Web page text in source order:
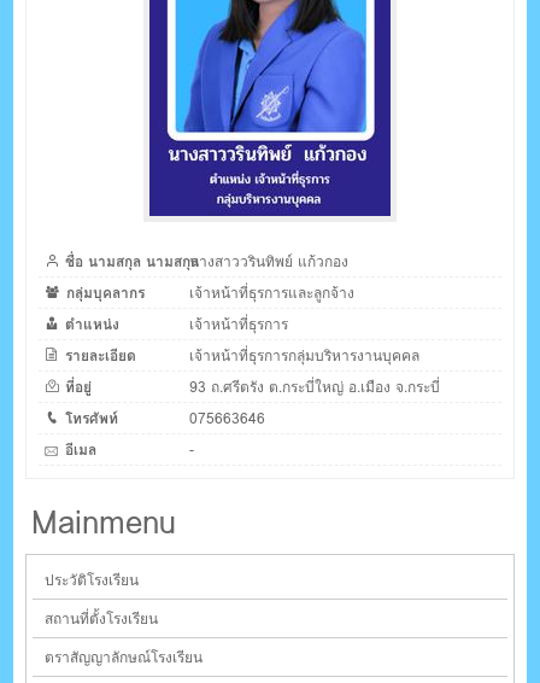
ชื่อ นามสกุล นามสกุลนางสาววรินทิพย์ แก้วกอง
กลุ่มบุคลากร
เจ้าหน้าที่ธุรการและลูกจ้าง
ตำแหน่ง
เจ้าหน้าที่ธุรการ
รายละเอียด
เจ้าหน้าที่ธุรการกลุ่มบริหารงานบุคคล
ที่อยู่
93 ถ.ศรีตรัง ต.กระบี่ใหญ่ อ.เมือง จ.กระบี่
โทรศัพท์
075663646
อีเมล
-
Mainmenu
ประวัติโรงเรียน
สถานที่ตั้งโรงเรียน
ตราสัญญาลักษณ์โรงเรียน